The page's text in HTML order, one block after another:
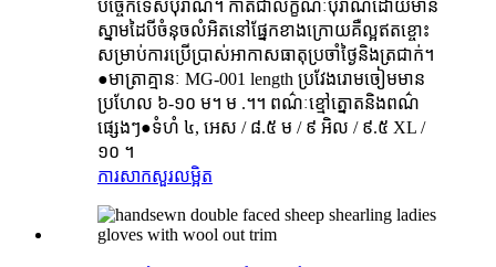
បច្ចេកទេសបុរាណ។ កាត់ជាលក្ខណៈបុរាណដោយមាន
ស្នាមដៃបីចំនុចលំអិតនៅផ្នែកខាងក្រោយគឺល្អឥតខ្ចោះ
សម្រាប់ការប្រើប្រាស់អាកាសធាតុប្រចាំថ្ងៃនិងត្រជាក់។
●មាត្រាគ្មានៈ MG-001 length ប្រវែងរោមចៀមមាន
ប្រហែល ៦-១០ ម។ ម .។។ ពណ៌ៈខ្មៅត្នោតនិងពណ៌
ផ្សេងៗ●ទំហំ ៤, អេស / ៨.៥ ម / ៩ អិល / ៩.៥ XL /
១០ ។
ការសាកសួរលម្អិត